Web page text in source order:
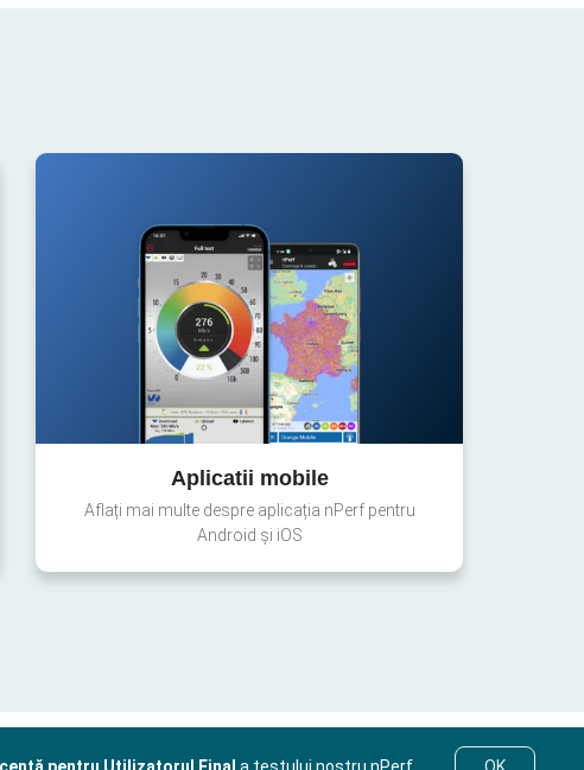
Aplicatii mobile
Aflați mai multe despre aplicația nPerf pentru
Android și iOS